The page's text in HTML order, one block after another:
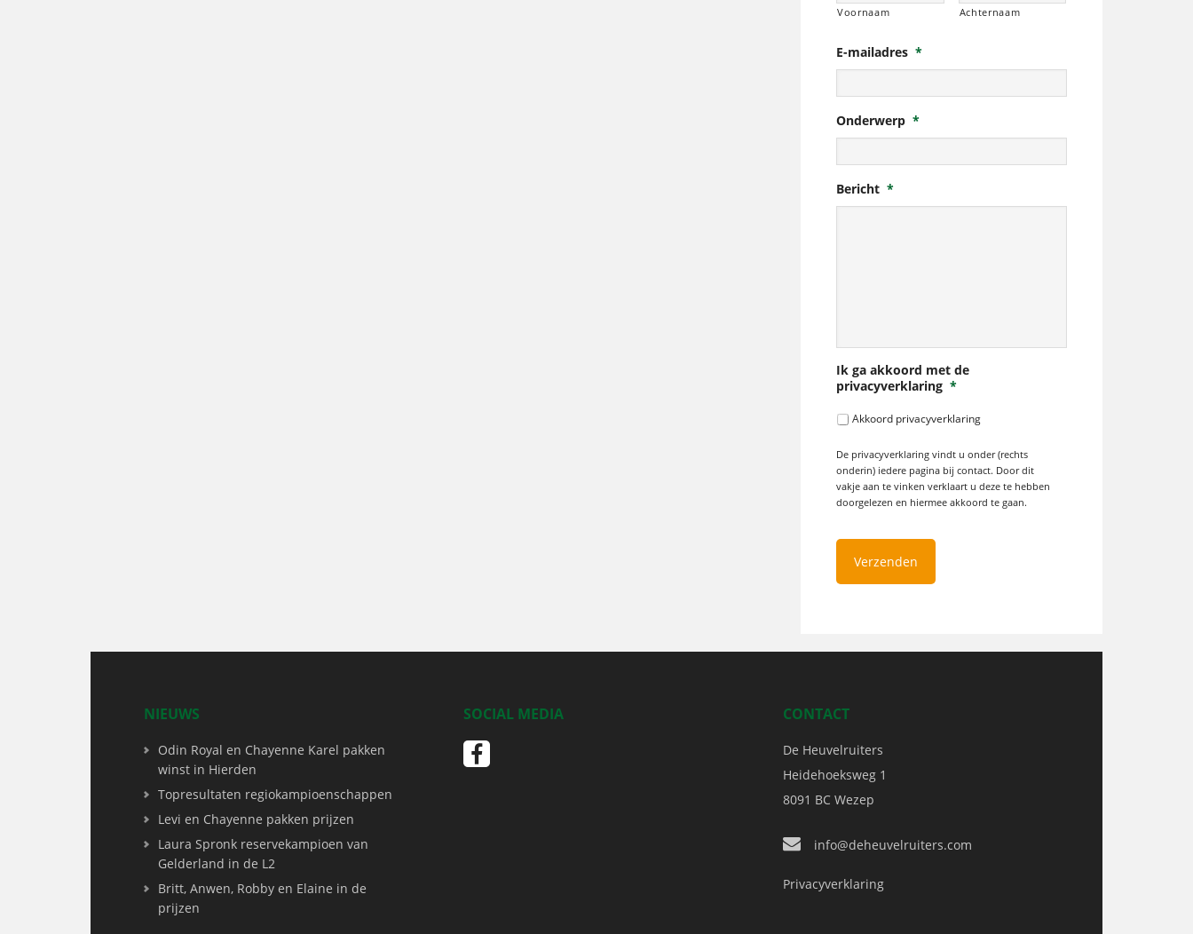
Voornaam Achternaam
E-mailadres *
Onderwerp *
Bericht *
Ik ga akkoord met de
privacyverklaring *
Akkoord privacyverklaring
De privacyverklaring vindt u onder (rechts
onderin) iedere pagina bij contact. Door dit
vakje aan te vinken verklaart u deze te hebben
doorgelezen en hiermee akkoord te gaan.
NIEUWS
Odin Royal en Chayenne Karel pakken
winst in Hierden
Topresultaten regiokampioenschappen
Levi en Chayenne pakken prijzen
Laura Spronk reservekampioen van
Gelderland in de L2
Britt, Anwen, Robby en Elaine in de
prijzen
SOCIAL MEDIA CONTACT
De Heuvelruiters
Heidehoeksweg 1
8091 BC Wezep
info@deheuvelruiters.com
Privacyverklaring